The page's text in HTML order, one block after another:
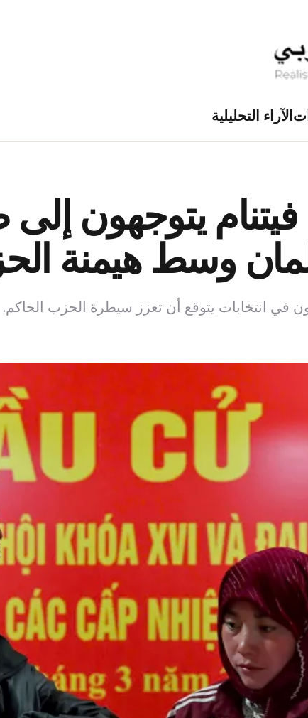
الآراء التحليلية
يتوجهون إلى
وسط هيمنة